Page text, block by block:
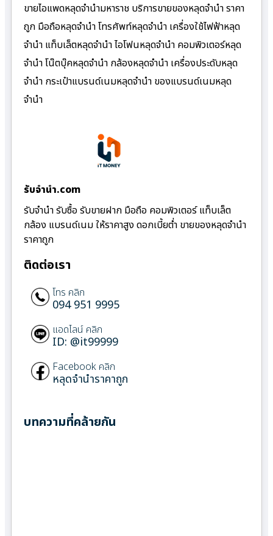
ขายไอแพดหลุดจำนำมหาราช บริการขายของหลุดจำนำ ราคา
ถูก มือถือหลุดจำนำ โทรศัพท์หลุดจำนำ เครื่องใช้ไฟฟ้าหลุด
จำนำ แท็บเล็ตหลุดจำนำ ไอโฟนหลุดจำนำ คอมพิวเตอร์หลุด
จำนำ โน๊ตบุ๊คหลุดจำนำ กล้องหลุดจำนำ เครื่องประดับหลุด
จำนำ กระเป๋าแบรนด์เนมหลุดจำนำ ของแบรนด์เนมหลุด
จำนำ
รับจํานํา.com
รับจำนำ รับซื้อ รับขายฝาก มือถือ คอมพิวเตอร์ แท็บเล็ต
กล้อง แบรนด์เนม ให้ราคาสูง ดอกเบี้ยต่ำ ขายของหลุดจำนำ
ราคาถูก
ติดต่อเรา
โทร คลิก
094 951 9995
แอดไลน์ คลิก
ID: @it99999
Facebook คลิก
หลุดจำนำราคาถูก
บทความที่คล้ายกัน